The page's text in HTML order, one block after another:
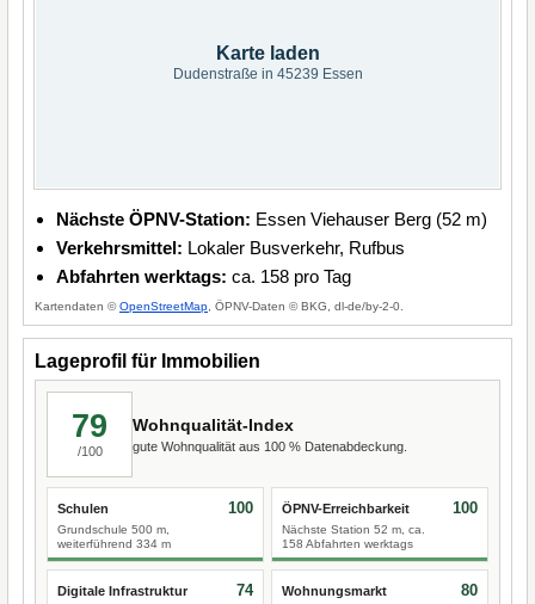
Karte laden
Dudenstraße in 45239 Essen
Nächste ÖPNV-Station: Essen Viehauser Berg (52 m)
Verkehrsmittel: Lokaler Busverkehr, Rufbus
Abfahrten werktags: ca. 158 pro Tag
Kartendaten ©OpenStreetMap , ÖPNV-Daten © BKG, dl-de/by-2-0.
Lageprofil für Immobilien
79
/100
Wohnqualität-Index
gute Wohnqualität aus 100 % Datenabdeckung.
Schulen
Grundschule 500 m,
weiterführend 334 m
100 ÖPNV-Erreichbarkeit
Nächste Station 52 m, ca.
158 Abfahrten werktags
100
Digitale Infrastruktur 74 Wohnungsmarkt 80